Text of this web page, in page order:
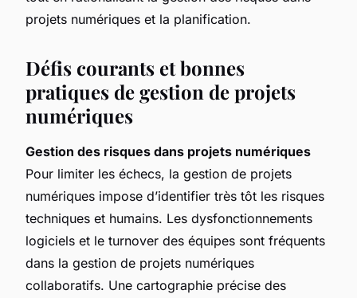
projets numériques et la planification.
Défis courants et bonnes
pratiques de gestion de projets
numériques
Gestion des risques dans projets numériques
Pour limiter les échecs, la gestion de projets
numériques impose d’identifier très tôt les risques
techniques et humains. Les dysfonctionnements
logiciels et le turnover des équipes sont fréquents
dans la gestion de projets numériques
collaboratifs. Une cartographie précise des